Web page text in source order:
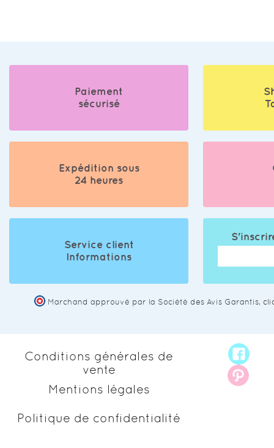
Paiement
sécurisé
Expédition sous
24 heures
Service client
Informations
Marchand approuvé par la Société des Avis Garantis,
Conditions générales de
vente
Mentions légales
Politique de confidentialité